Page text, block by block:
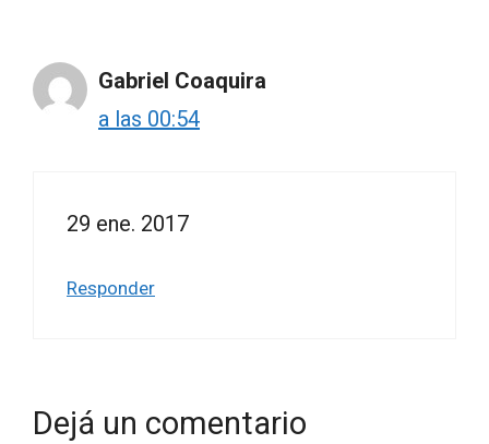
Gabriel Coaquira
a las 00:54
29 ene. 2017
Responder
Dejá un comentario